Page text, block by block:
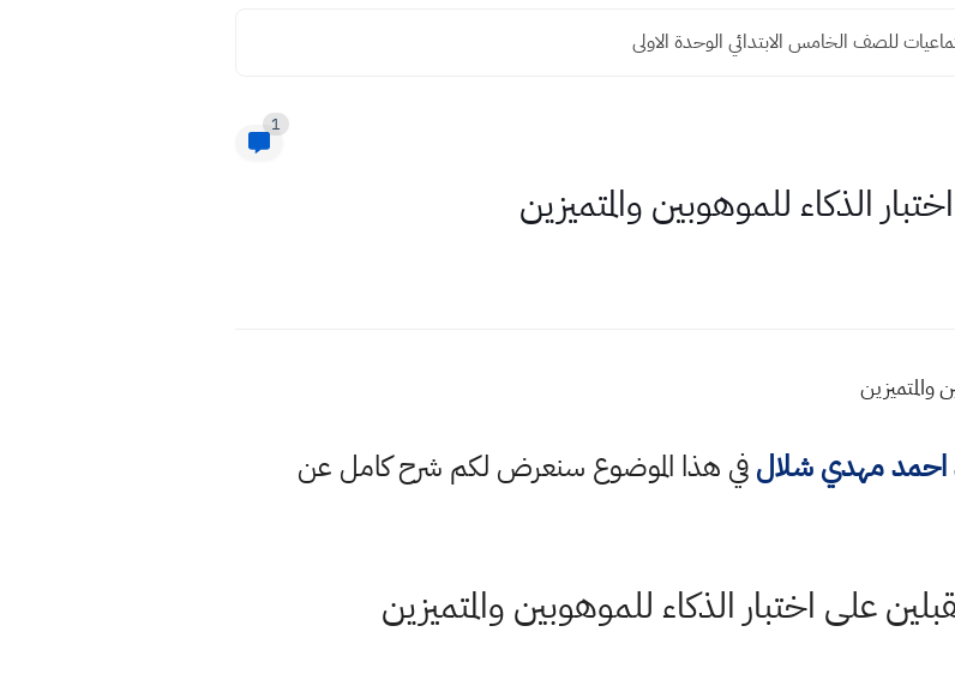
للصف الخامس الابتدائي الوحدة الاولى
1
الذكاء للموهوبين والمتميزين
والمتميزين
احمد مهدي شلالفي هذا الموضوع سنعرض لكم شرح كامل عن
على اختبار الذكاء للموهوبين والمتميزين